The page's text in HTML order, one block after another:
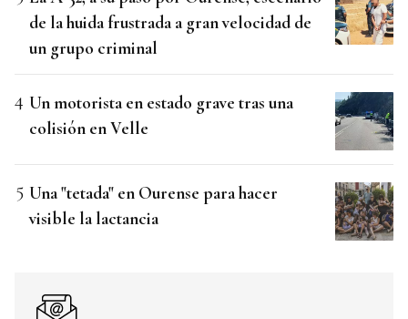
de la huida frustrada a gran velocidad de
un grupo criminal
Un motorista en estado grave tras una
colisión en Velle
Una "tetada" en Ourense para hacer
visible la lactancia